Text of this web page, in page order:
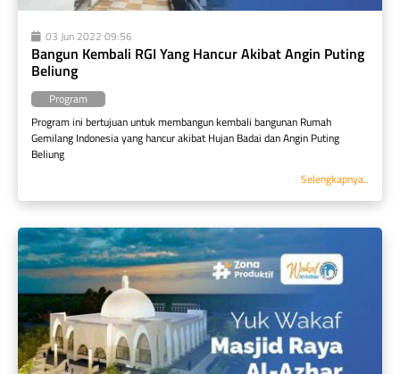
03 Jun 2022 09:56
Bangun Kembali RGI Yang Hancur Akibat Angin Puting
Beliung
Program
Program ini bertujuan untuk membangun kembali bangunan Rumah
Gemilang Indonesia yang hancur akibat Hujan Badai dan Angin Puting
Beliung
Selengkapnya..